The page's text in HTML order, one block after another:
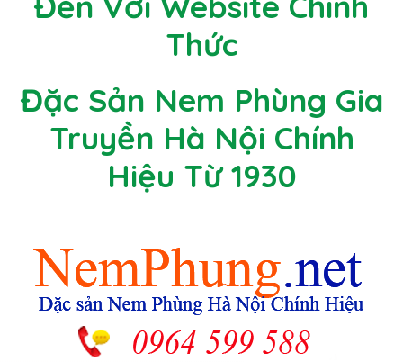
Thức
Đặc Sản Nem Phùng Gia
Truyền Hà Nội Chính
Hiệu Từ 1930